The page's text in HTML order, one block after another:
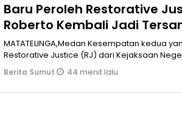
Baru Peroleh Restorative
Roberto Kembali Jadi
MATATELINGA,Medan Kesempatan kedua yang baru saja diperoleh melalui mekanisme
Restorative Justice (RJ) dari Kejaksaan
Berita Sumut 44 menit lalu